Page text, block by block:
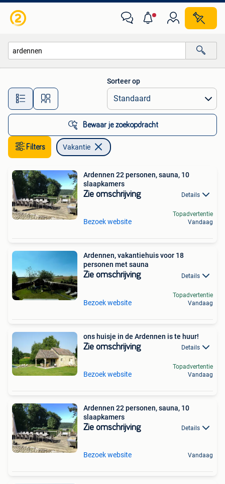
Alle afstanden…
Sorteer op
Bewaar je zoekopdracht
Filters Vakantie
Ardennen 22 personen, sauna, 10
slaapkamers
Zie omschrijving Details
Bezoek website
Topadvertentie
Vandaag
Ardennen, vakantiehuis voor 18
personen met sauna
Zie omschrijving Details
Bezoek website
Topadvertentie
Vandaag
ons huisje in de Ardennen is te huur!
Zie omschrijving Details
Bezoek website
Topadvertentie
Vandaag
Ardennen 22 personen, sauna, 10
slaapkamers
Zie omschrijving Details
Bezoek website Vandaag